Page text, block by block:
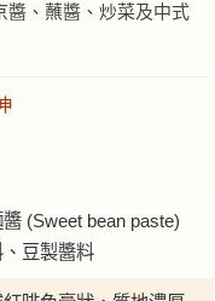
醬、蘸醬、炒菜及中式
(Sweet bean paste)
豆製醬料